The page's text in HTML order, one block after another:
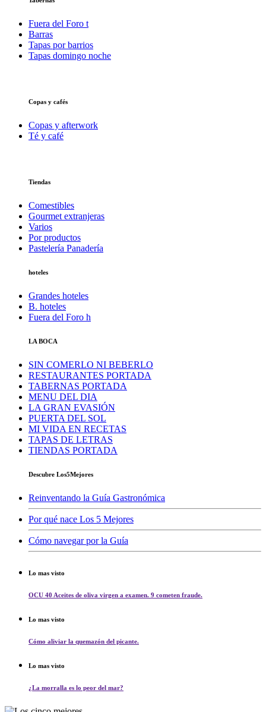
Fuera del Foro t
Barras
Tapas por barrios
Tapas domingo noche
Copas y cafés
Copas y afterwork
Té y café
Tiendas
Comestibles
Gourmet extranjeras
Varios
Por productos
Pastelería Panadería
hoteles
Grandes hoteles
B. hoteles
Fuera del Foro h
LA BOCA
SIN COMERLO NI BEBERLO
RESTAURANTES PORTADA
TABERNAS PORTADA
MENU DEL DIA
LA GRAN EVASIÓN
PUERTA DEL SOL
MI VIDA EN RECETAS
TAPAS DE LETRAS
TIENDAS PORTADA
Descubre Los5Mejores
Reinventando la Guía Gastronómica
Por qué nace Los 5 Mejores
Cómo navegar por la Guía
Lo mas visto
OCU 40 Aceites de oliva virgen a examen. 9 cometen fraude.
Lo mas visto
Cómo aliviar la quemazón del picante.
Lo mas visto
¿La morralla es lo peor del mar?